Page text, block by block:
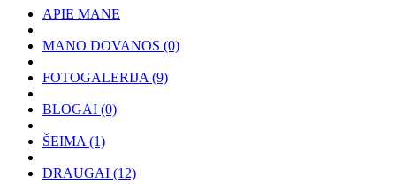
APIE MANE
MANO DOVANOS (0)
FOTOGALERIJA (9)
BLOGAI (0)
ŠEIMA (1)
DRAUGAI (12)